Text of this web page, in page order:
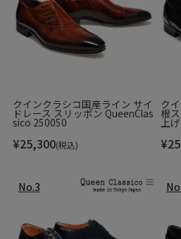
靴底はレザーとラバーを組み合わ
力・耐摩耗性”、それぞれの長所
ます。
クインクラシコ国産ライン サイ
ドレース スリッポン QueenClas
sico 250050
¥25,300(税込)
ク
根
上
¥